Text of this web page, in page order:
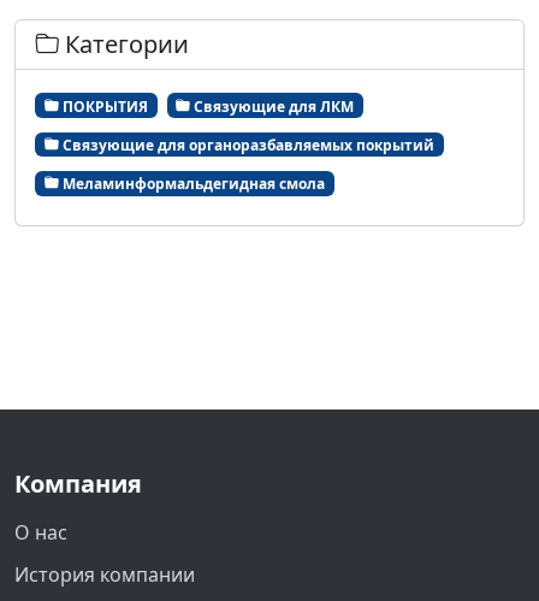
Категории
ПОКРЫТИЯ
Связующие для ЛКМ
Связующие для органоразбавляемых покрытий
Меламинформальдегидная смола
Компания
О нас
История компании